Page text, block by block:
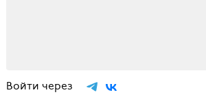
Войти через